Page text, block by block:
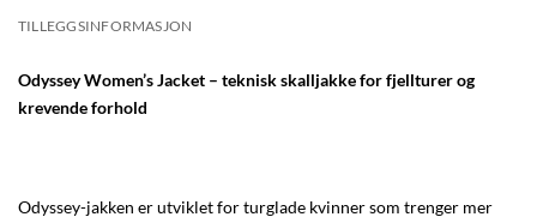
TILLEGGSINFORMASJON
Odyssey Women’s Jacket – teknisk skalljakke for fjellturer og
krevende forhold
Odyssey-jakken er utviklet for turglade kvinner som trenger mer